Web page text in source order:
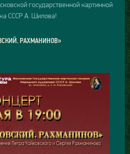
государственной картинной
СССР А. Шилова!
РАХМАНИНОВ»